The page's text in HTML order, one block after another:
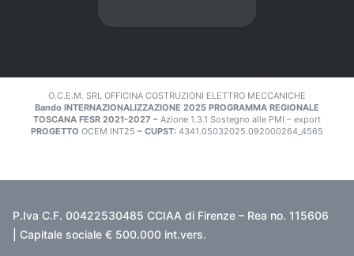
O.C.E.M. SRL OFFICINA COSTRUZIONI ELETTRO MECCANICHE
Bando INTERNAZIONALIZZAZIONE 2025 PROGRAMMA REGIONALE
TOSCANA FESR 2021-2027 – Azione 1.3.1 Sostegno alle PMI – export
PROGETTO OCEM INT25 – CUPST: 4341.05032025.092000264_4565
P.Iva C.F. 00422530485 CCIAA di Firenze – Rea no. 115606
| Capitale sociale € 500.000 int.vers.